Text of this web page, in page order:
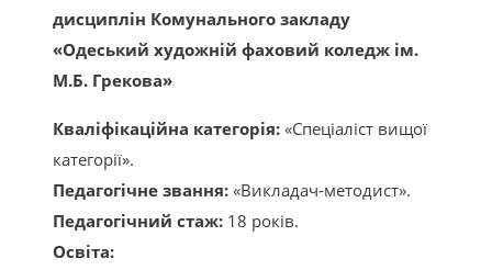
дисциплін Комунального закладу
«Одеський художній фаховий коледж ім.
М.Б. Грекова»
Кваліфікаційна категорія: «Cпеціаліст вищої
категорії».
Педагогічне звання: «Викладач-методист».
Педагогічний стаж: 18 років.
Освіта: